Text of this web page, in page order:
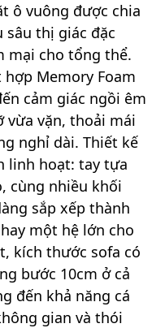
ô vuông được chia
sâu thị giác đặc
mại cho tổng thể.
Memory Foam
cảm giác ngồi êm
vừa vặn, thoải mái
nghỉ dài. Thiết kế
linh hoạt: tay tựa
cùng nhiều khối
sắp xếp thành
một hệ lớn cho
kích thước sofa có
bước 10cm ở cả
đến khả năng cá
gian và thói